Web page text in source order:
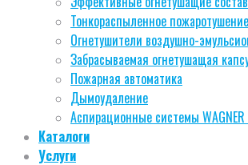
Тонкораспыленное пожаротушение
Огнетушители воздушно-
Забрасываемая огнетушащая
Пожарная автоматика
Дымоудаление
Аспирационные системы
Каталоги
Услуги